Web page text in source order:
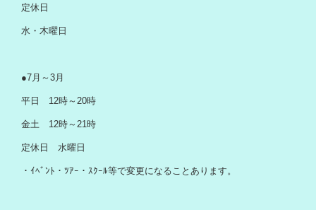
定休日
水・木曜日
●7月～3月
平日 12時～20時
金土 12時～21時
定休日 水曜日
・ｲﾍﾞﾝﾄ・ﾂｱｰ・ｽｸｰﾙ等で変更になることあります。